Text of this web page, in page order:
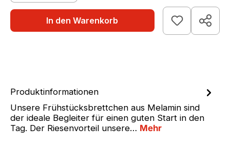
In den Warenkorb
Produktinformationen
Unsere Frühstücksbrettchen aus Melamin sind
der ideale Begleiter für einen guten Start in den
Tag. Der Riesenvorteil unsere… Mehr